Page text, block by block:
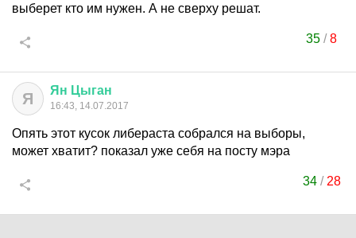
выберет кто им нужен. А не сверху решат.
35 /8
Я Ян Цыган
16:43, 14.07.2017
Опять этот кусок либераста собрался на выборы,
может хватит? показал уже себя на посту мэра
34/ 28